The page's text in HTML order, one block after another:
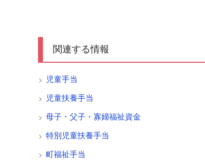
関連する情報
児童手当
児童扶養手当
母子・父子・寡婦福祉資金
特別児童扶養手当
町福祉手当